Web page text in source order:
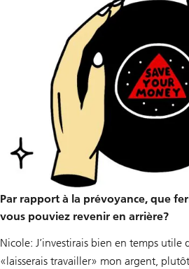
Par rapport à la prévoyance, que
vous pouviez revenir en arrière?
Nicole: J’investirais bien en temps utile
«laisserais travailler» mon argent,